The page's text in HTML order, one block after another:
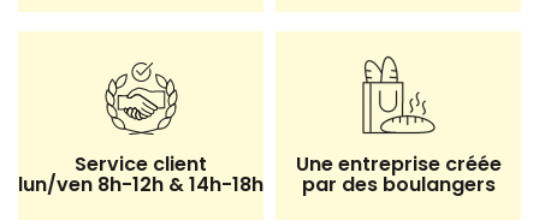
Service client
lun/ven 8h-12h & 14h-18h
Une entreprise créée
par des boulangers